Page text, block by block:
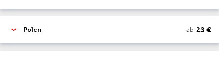
Polen ab 23 €